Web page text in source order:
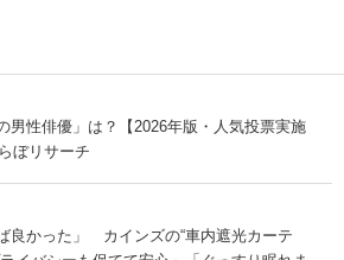
男性俳優」は？【2026年版・人気投票実施
ぼリサーチ
良かった」 カインズの“車内遮光カーテ